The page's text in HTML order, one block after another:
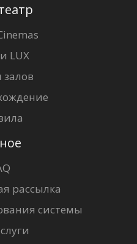
LUX
рассылка
системы